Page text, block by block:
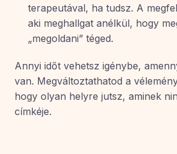
terapeutával, ha tudsz. A
aki meghallgat anélkül, hogy
„megoldani” téged.
Annyi időt vehetsz igénybe,
van. Megváltoztathatod a
hogy olyan helyre jutsz, aminek
címkéje.